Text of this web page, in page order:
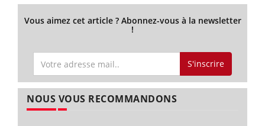
Vous aimez cet article ? Abonnez-vous à la newsletter
!
S'inscrire
NOUS VOUS RECOMMANDONS